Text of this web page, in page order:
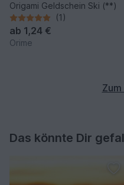
Origami Geldschein Ski (**)
(1)
ab 1,24 €
Orime
Das könnte Dir